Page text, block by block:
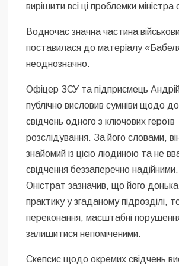
вирішити всі ці проблемки
Водночас значна частина
поставилася до матеріалу
неоднозначно.
Офіцер ЗСУ та підприємець
публічно висловив сумніви щодо
свідчень одного з ключових героїв
розслідування. За його словами,
знайомий із цією людиною та не
свідчення беззаперечно
Оністрат зазначив, що його
практику у згаданому підрозділі,
переконання, масштабні
залишитися непоміченими.
Скепсис щодо окремих свідчень